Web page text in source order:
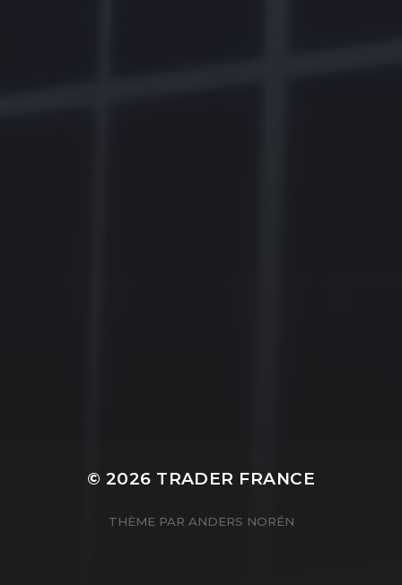
© 2026 TRADER FRANCE
THÈME PAR ANDERS NORÉN